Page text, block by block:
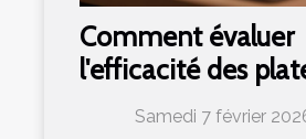
Comment évaluer
l'efficacité des
de rencontres
Samedi 7 février